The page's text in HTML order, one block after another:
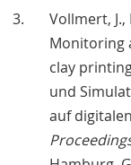
Vollmert, J.,
Monitoring
clay
und
auf